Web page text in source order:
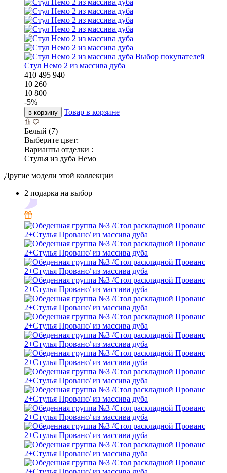
Выбор покупателей
Стул Немо 2 из массива дуба
410 495 940
10 260
10 800
-5%
в корзину Товар в корзине
Белый (7)
Выберите цвет:
Варианты отделки :
Стулья из дуба Немо
Другие модели этой коллекции
2 подарка на выбор